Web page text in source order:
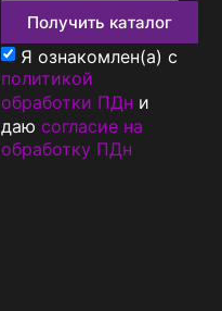
Получить каталог
Я ознакомлен(а) с
политикой
обработки ПДн и
даю согласие на
обработку ПДн